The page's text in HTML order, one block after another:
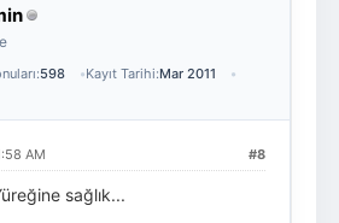
598 Kayıt Tarihi:Mar 2011
#8
AM
sağlık...